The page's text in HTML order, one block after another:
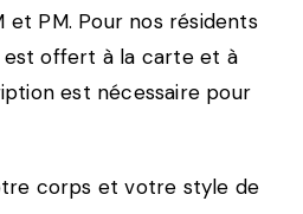
PM. Pour nos résidents
est offert à la carte et à
est nécessaire pour
corps et votre style de